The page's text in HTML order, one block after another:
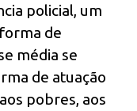
policial, um
de
média se
de atuação
pobres, aos